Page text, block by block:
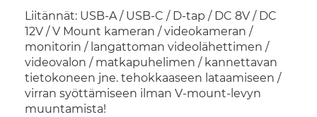
Liitännät: USB-A / USB-C / D-tap / DC 8V / DC
12V / V Mount kameran / videokameran /
monitorin / langattoman videolähettimen /
videovalon / matkapuhelimen / kannettavan
tietokoneen jne. tehokkaaseen lataamiseen /
virran syöttämiseen ilman V-mount-levyn
muuntamista!